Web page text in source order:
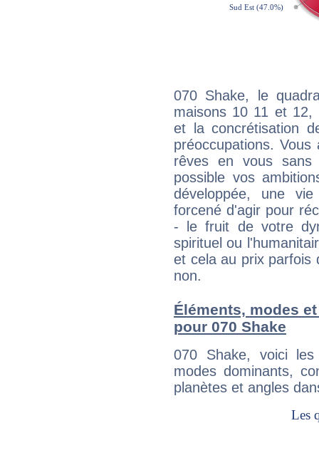
070 Shake, le
maisons 10 11 et 12,
et la concrétisation
préoccupations.
rêves en vous sans
possible vos
développée, une
forcené d'agir pour
- le fruit de votre
spirituel ou
et cela au prix parfois
non.
Éléments, modes
pour 070 Shake
070 Shake, voici
modes dominants,
planètes et angles